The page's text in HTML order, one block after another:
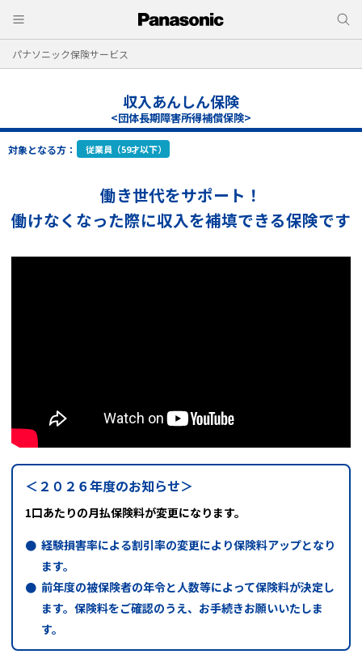
パナソニック保険サービス
収入あんしん保険
<団体長期障害所得補償保険>
対象となる方： 従業員（59才以下）
働き世代をサポート！
働けなくなった際に収入を補填できる保険です
＜２０２６年度のお知らせ＞
1口あたりの月払保険料が変更になります。
経験損害率による割引率の変更により保険料アップとなり
ます。
前年度の被保険者の年令と人数等によって保険料が決定し
ます。保険料をご確認のうえ、お手続きお願いいたしま
す。